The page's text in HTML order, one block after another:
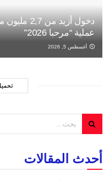
دخول أزيد
عملية “مرحبا 2026”
أغسطس 5, 2026
أحدث المقالات